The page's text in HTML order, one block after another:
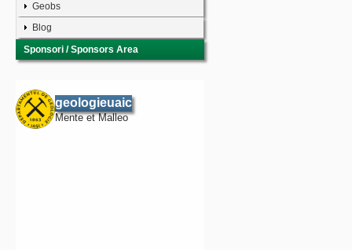
Geobs
Blog
Sponsori / Sponsors Area
geologieuaic
Mente et Malleo